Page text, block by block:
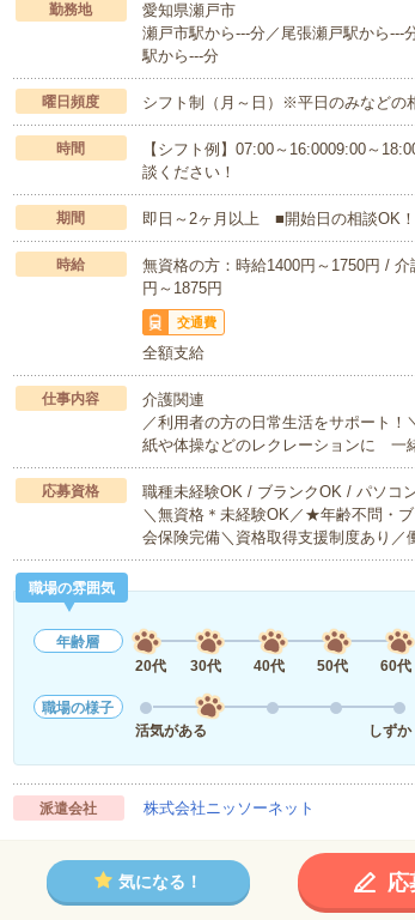
勤務地
愛知県瀬戸市
瀬戸市駅から---分／尾張瀬戸駅から---
駅から---分
曜日頻度 シフト制（月～日）※平日のみなど
時間
【シフト例】07:00～16:0009:00～
談ください！
期間 即日～2ヶ月以上 ■開始日の相談OK！
時給
無資格の方：時給1400円～1750円 /
円～1875円
交通費
全額支給
仕事内容
介護関連
／利用者の方の日常生活をサポート
紙や体操などのレクレーションに 一
応募資格
職種未経験OK / ブランクOK / パソコ
＼無資格＊未経験OK／★年齢不問・
会保険完備＼資格取得支援制度あり
職場の雰囲気
年齢層
20代
30代 40代 50代 60代
職場の様子
活気がある
しずか
派遣会社 株式会社ニッソーネット
気になる！ 応